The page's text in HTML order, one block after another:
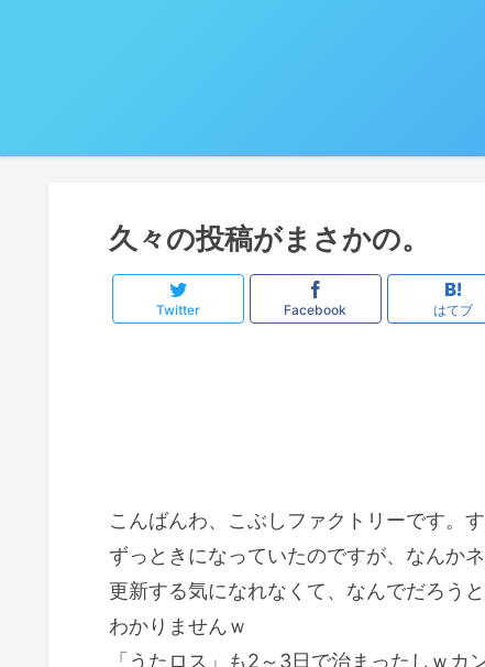
久々の投稿がまさかの。
Twitter Facebook はてブ
こんばんわ、こぶしファクトリーです。
ずっときになっていたのですが、なんか
更新する気になれなくて、なんでだろう
わかりませんｗ
「うたロス」も2～3日で治まったしｗカ